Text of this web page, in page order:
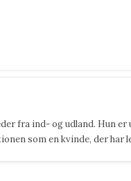
fra ind- og udland. Hun
som en kvinde, der har